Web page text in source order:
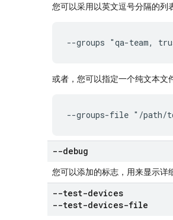
您可以采用以英文逗号分隔的列
--groups "qa-team,
或者，您可以指定一个纯文本文
--groups-file "/path/
--debug
您可以添加的标志，用来显示详
--test-devices
--test-devices-file